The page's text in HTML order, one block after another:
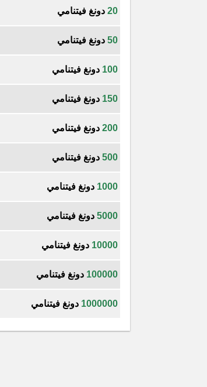
20 دونغ فيتنامي
50 دونغ فيتنامي
100 دونغ فيتنامي
150 دونغ فيتنامي
200 دونغ فيتنامي
500 دونغ فيتنامي
1000 دونغ فيتنامي
5000 دونغ فيتنامي
10000 دونغ فيتنامي
100000 دونغ فيتنامي
1000000 دونغ فيتنامي